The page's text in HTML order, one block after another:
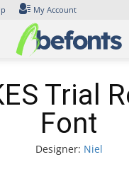
My Account
Trial
Font
Designer: Niel